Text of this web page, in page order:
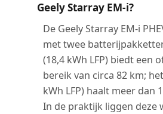
Geely Starray EM-i?
De Geely Starray EM-i
met twee
(18,4 kWh LFP) biedt een
bereik van circa 82 km;
kWh LFP) haalt meer dan
In de praktijk liggen deze